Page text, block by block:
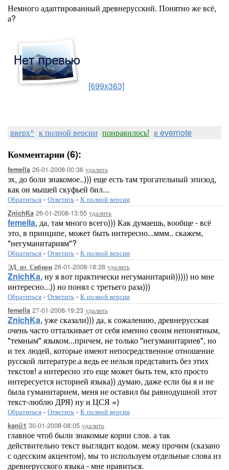
Немного адаптированный древнерусский. Понятно же всё,
а?
[699x363]
вверх^ к полной версии понравилось! в evernote
Комментарии (6):
femella 26-01-2008-00:36 удалить
эх, до боли знакомое..))) еще есть там трогательный эпизод,
как он мышей скуфьей бил...
Обратиться - Ответить - К полной версии
ZnichKa 26-01-2008-13:55 удалить
femella, да, там много всего))) Как думаешь, вообще - всё
это, в принципе, может быть интересно...ммм.. скажем,
"негуманитариям"?
Обратиться - Ответить - К полной версии
ЭД_из_Сибири 26-01-2008-18:28 удалить
ZnichKa, ну я вот практически негуманитарий))))) но мне
интересно...)) но понял с третьего раза)))
Обратиться - Ответить - К полной версии
femella 27-01-2008-19:23 удалить
ZnichKa, уже сказали))) да, к сожалению, древнерусская
очень часто отталкивает от себя именно своим непонятным,
"темным" языком...причем, не только "негуманитариев", но
и тех людей, которые имеют непосредственное отношение
русской литературе.а ведь ее нельзя представить без этих
текстов! а интересно это еще может быть тем, кто просто
интересуется историей языка)) думаю, даже если бы я и не
была гуманитарием, меня не оставил бы равнодушной этот
текст-люблю ДРЯ) ну и ЦСЯ =)
Обратиться - Ответить - К полной версии
kanji1 30-01-2008-08:05 удалить
главное чтоб были знакомые корни слов. а так
действительно текст выглядит кодом. межу прочим (сказано
с одесским акцентом), мы то используем отдельные слова из
древнерусского языка - мне нравиться.